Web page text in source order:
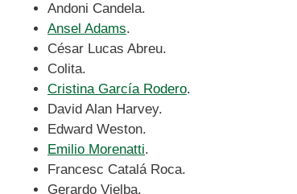
Andoni Candela.
Ansel Adams.
César Lucas Abreu.
Colita.
Cristina García Rodero.
David Alan Harvey.
Edward Weston.
Emilio Morenatti.
Francesc Catalá Roca.
Gerardo Vielba.